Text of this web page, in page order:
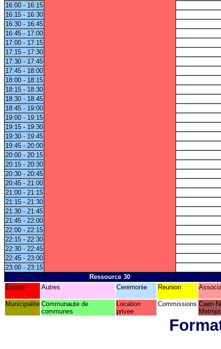
16:00 - 16:15
16:15 - 16:30
16:30 - 16:45
16:45 - 17:00
17:00 - 17:15
17:15 - 17:30
17:30 - 17:45
17:45 - 18:00
18:00 - 18:15
18:15 - 18:30
18:30 - 18:45
18:45 - 19:00
19:00 - 19:15
19:15 - 19:30
19:30 - 19:45
19:45 - 20:00
20:00 - 20:15
20:15 - 20:30
20:30 - 20:45
20:45 - 21:00
21:00 - 21:15
21:15 - 21:30
21:30 - 21:45
21:45 - 22:00
22:00 - 22:15
22:15 - 22:30
22:30 - 22:45
22:45 - 23:00
23:00 - 23:15
Ressource 30
Ecoles
Autres Ceremonie Reunion
Municipalite Communaute de
communes
Location
privee
Commissions Caen